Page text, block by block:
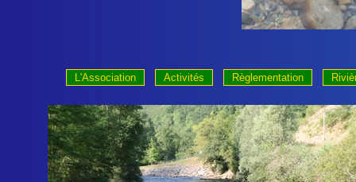
L'Association Activités Règlementation